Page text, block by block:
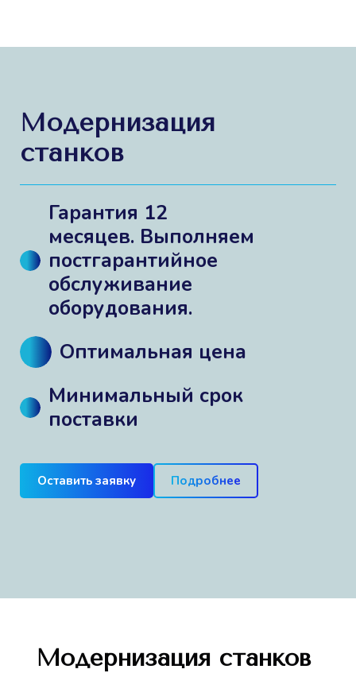
Модернизация
станков
Гарантия 12
месяцев. Выполняем
постгарантийное
обслуживание
оборудования.
Оптимальная цена
Минимальный срок
поставки
Оставить заявку Подробнее
Модернизация станков